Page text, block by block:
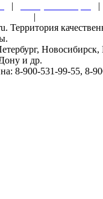
|
|
Территория
и др.
8-900-531-99-55, 8-